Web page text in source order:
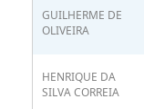
GUILHERME DE
OLIVEIRA
HENRIQUE DA
SILVA CORREIA